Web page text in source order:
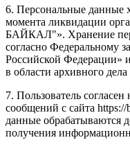
6. Персональные данные
момента ликвидации
БАЙКАЛ"». Хранение
согласно Федеральному
Российской Федерации»
в области архивного
7. Пользователь
сообщений с сайта
данные обрабатываются
получения